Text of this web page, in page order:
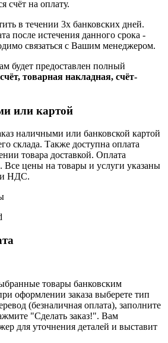
счёт на оплату.
в течении 3х банковских дней.
после истечения данного срока -
связаться с Вашим менеджером.
будет предоставлен полный
счёт, товарная накладная, счёт-
или картой
наличными или банковской картой
склада. Также доступна оплата
товара доставкой. Оплата
Все цены на товары и услуги указаны
и НДС.
товары банковским
оформлении заказа выберете тип
(безналичная оплата), заполните
"Сделать заказ!". Вам
для уточнения деталей и выставит